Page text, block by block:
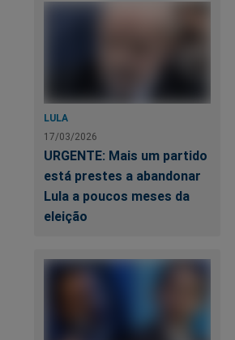
LULA
17/03/2026
URGENTE: Mais um partido
está prestes a abandonar
Lula a poucos meses da
eleição